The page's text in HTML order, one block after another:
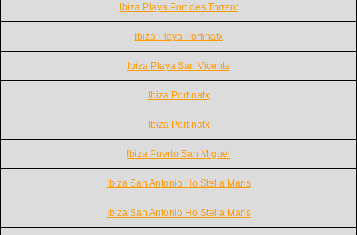
Ibiza Playa Port des Torrent
Ibiza Playa Portinatx
Ibiza Playa San Vicente
Ibiza Portinatx
Ibiza Portinatx
Ibiza Puerto San Miguel
Ibiza San Antonio Ho Stella Maris
Ibiza San Antonio Ho Stella Maris